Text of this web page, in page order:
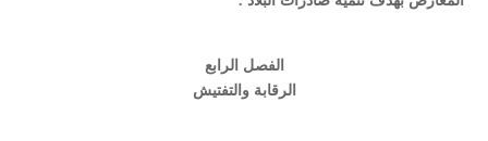
الفصل الرابع
الرقابة والتفتيش